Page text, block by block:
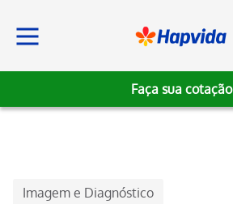
Faça sua cotação
Imagem e Diagnóstico